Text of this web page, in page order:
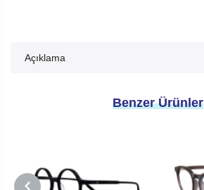
Açıklama
Benzer Ürünler